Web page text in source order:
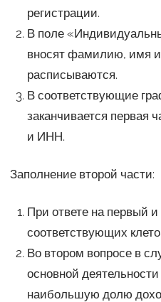
регистрации.
В поле
вносят фамилию, имя
расписываются.
В соответствующие
заканчивается первая
и ИНН.
Заполнение второй части:
При ответе на первый
соответствующих
Во втором вопросе в
основной
наибольшую долю